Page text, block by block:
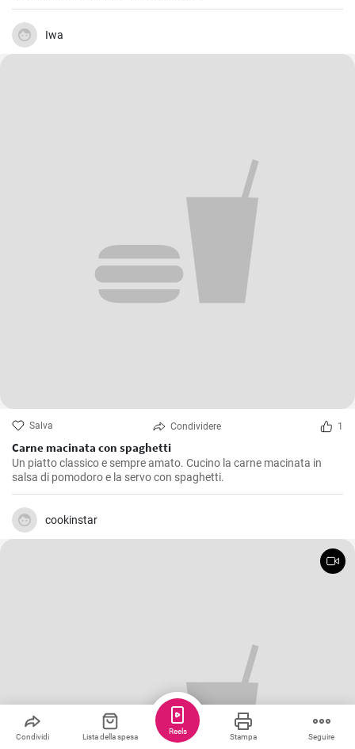
Iwa
Salva Condividere 1
Carne macinata con spaghetti
Un piatto classico e sempre amato. Cucino la carne macinata in
salsa di pomodoro e la servo con spaghetti.
cookinstar
Condividi Lista della spesa Stampa Seguire
Reels